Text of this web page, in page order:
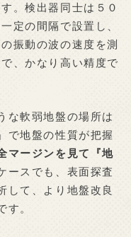
。検出器同士は５０
定の間隔で設置し、
振動の波の速度を測
、かなり高い精度で
な軟弱地盤の場所は
で地盤の性質が把握
マージンを見て『地
ースでも、表面探査
して、より地盤改良
す。